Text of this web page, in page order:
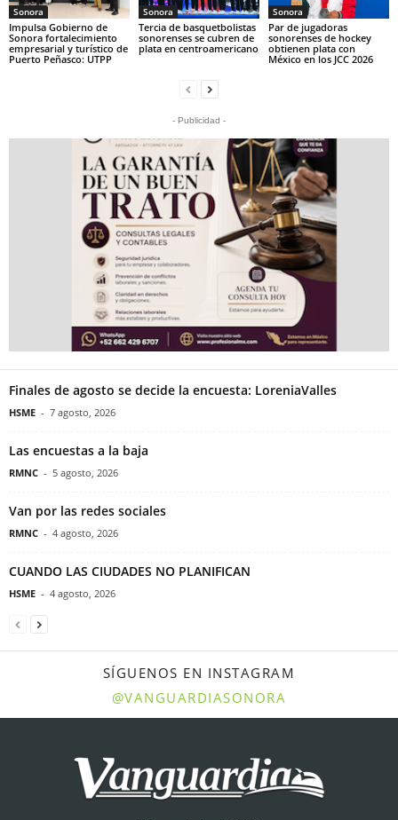
Sonora
Impulsa Gobierno de
Sonora fortalecimiento
empresarial y turístico de
Puerto Peñasco: UTPP
Sonora
Tercia de basquetbolistas
sonorenses se cubren de
plata en centroamericano
Sonora
Par de jugadoras
sonorenses de hockey
obtienen plata con
México en los JCC 2026
- Publicidad -
Finales de agosto se decide la encuesta: LoreniaValles
HSME - 7 agosto, 2026
Las encuestas a la baja
RMNC - 5 agosto, 2026
Van por las redes sociales
RMNC - 4 agosto, 2026
CUANDO LAS CIUDADES NO PLANIFICAN
HSME - 4 agosto, 2026
SÍGUENOS EN INSTAGRAM
@VANGUARDIASONORA